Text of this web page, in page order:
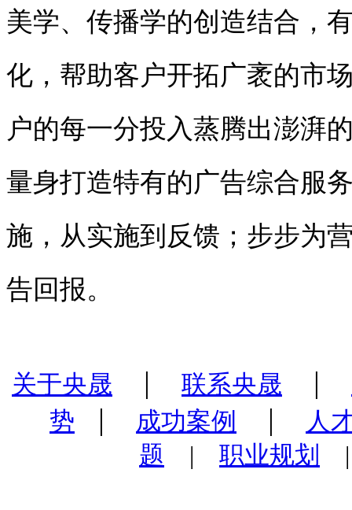
美学、传播学的创造结合，
化，帮助客户开拓广袤的市
户的每一分投入蒸腾出澎湃
量身打造特有的广告综合服
施，从实施到反馈；步步为
告回报。
关于央晟 | 联系央晟 |
势
| 成功案例 |
人
题 | 职业规划